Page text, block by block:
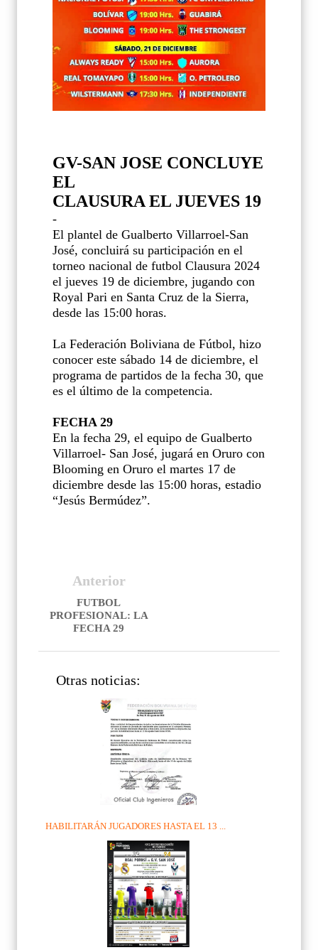
GV-SAN JOSE CONCLUYE
EL
CLAUSURA EL JUEVES 19
-
El plantel de Gualberto Villarroel-San
José, concluirá su participación en el
torneo nacional de futbol Clausura 2024
el jueves 19 de diciembre, jugando con
Royal Pari en Santa Cruz de la Sierra,
desde las 15:00 horas.
La Federación Boliviana de Fútbol, hizo
conocer este sábado 14 de diciembre, el
programa de partidos de la fecha 30, que
es el último de la competencia.
FECHA 29
En la fecha 29, el equipo de Gualberto
Villarroel- San José, jugará en Oruro con
Blooming en Oruro el martes 17 de
diciembre desde las 15:00 horas, estadio
“Jesús Bermúdez”.
Anterior
FUTBOL
PROFESIONAL: LA
FECHA 29
Otras noticias:
HABILITARÁN JUGADORES HASTA EL 13 ...